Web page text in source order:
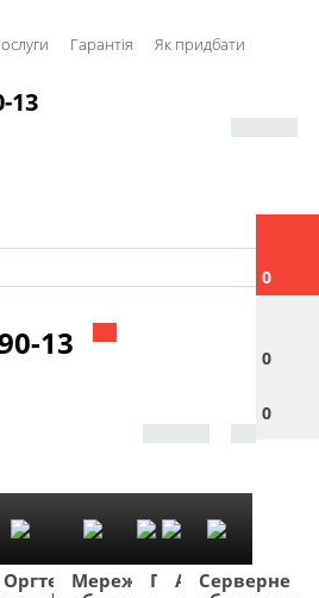
Гарантія
Як придбати
0
0
0
13
13
ОргтехнікаМережевеПобутова
TV
Фото
АвтоСерверне